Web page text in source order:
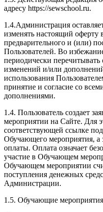
адресу https://sewschool.ru.
1.4.Администрация
изменять настоящий оферту
предварительного и (или)
Пользователей. Во
периодически перечитывать
изменений и/или
использования
принятие и согласие со
дополнениями.
1.4. Пользователь создает
мероприятии на Сайте. Для
соответствующей ссылке
Обучающего мероприятия, а
оплаты. Оплата означает
участие в Обучающем
Обучающем мероприятии
поступления денежных
Администрации.
1.5. Обучающие